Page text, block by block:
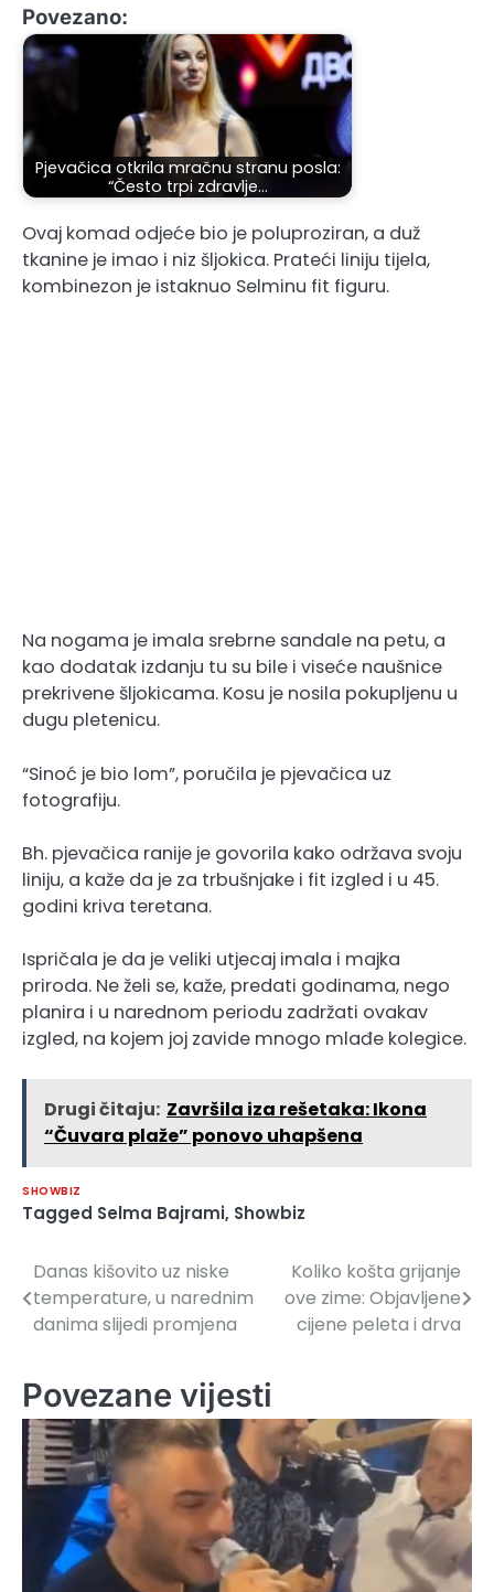
Povezano:
Pjevačica otkrila mračnu stranu posla:
“Često trpi zdravlje…
Ovaj komad odjeće bio je poluproziran, a duž
tkanine je imao i niz šljokica. Prateći liniju tijela,
kombinezon je istaknuo Selminu fit figuru.
Na nogama je imala srebrne sandale na petu, a
kao dodatak izdanju tu su bile i viseće naušnice
prekrivene šljokicama. Kosu je nosila pokupljenu u
dugu pletenicu.
“Sinoć je bio lom”, poručila je pjevačica uz
fotografiju.
Bh. pjevačica ranije je govorila kako održava svoju
liniju, a kaže da je za trbušnjake i fit izgled i u 45.
godini kriva teretana.
Ispričala je da je veliki utjecaj imala i majka
priroda. Ne želi se, kaže, predati godinama, nego
planira i u narednom periodu zadržati ovakav
izgled, na kojem joj zavide mnogo mlađe kolegice.
Drugi čitaju: Završila iza rešetaka: Ikona
“Čuvara plaže” ponovo uhapšena
SHOWBIZ
Tagged Selma Bajrami, Showbiz
Navigacija
članaka
Danas kišovito uz niske
temperature, u narednim
danima slijedi promjena
Koliko košta grijanje
ove zime: Objavljene
cijene peleta i drva
Povezane vijesti